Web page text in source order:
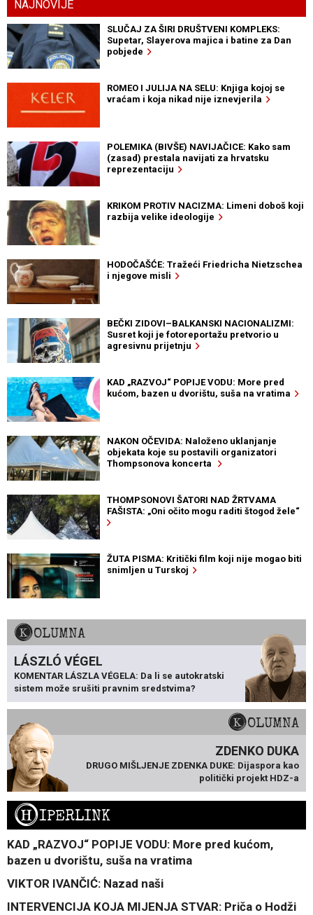
NAJNOVIJE
SLUČAJ ZA ŠIRI DRUŠTVENI KOMPLEKS:
Supetar, Slayerova majica i batine za Dan
pobjede
ROMEO I JULIJA NA SELU: Knjiga kojoj se
vraćam i koja nikad nije iznevjerila
POLEMIKA (BIVŠE) NAVIJAČICE: Kako sam
(zasad) prestala navijati za hrvatsku
reprezentaciju
KRIKOM PROTIV NACIZMA: Limeni doboš koji
razbija velike ideologije
HODOČAŠĆE: Tražeći Friedricha Nietzschea
i njegove misli
BEČKI ZIDOVI–BALKANSKI NACIONALIZMI:
Susret koji je fotoreportažu pretvorio u
agresivnu prijetnju
KAD „RAZVOJ“ POPIJE VODU: More pred
kućom, bazen u dvorištu, suša na vratima
NAKON OČEVIDA: Naloženo uklanjanje
objekata koje su postavili organizatori
Thompsonova koncerta
THOMPSONOVI ŠATORI NAD ŽRTVAMA
FAŠISTA: „Oni očito mogu raditi štogod žele“
ŽUTA PISMA: Kritički film koji nije mogao biti
snimljen u Turskoj
KOLUMNA
LÁSZLÓ VÉGEL
KOMENTAR LÁSZLA VÉGELA: Da li se autokratski
sistem može srušiti pravnim sredstvima?
KOLUMNA
ZDENKO DUKA
DRUGO MIŠLJENJE ZDENKA DUKE: Dijaspora kao
politički projekt HDZ-a
HIPERLINK
KAD „RAZVOJ“ POPIJE VODU: More pred kućom,
bazen u dvorištu, suša na vratima
VIKTOR IVANČIĆ: Nazad naši
INTERVENCIJA KOJA MIJENJA STVAR: Priča o Hodži